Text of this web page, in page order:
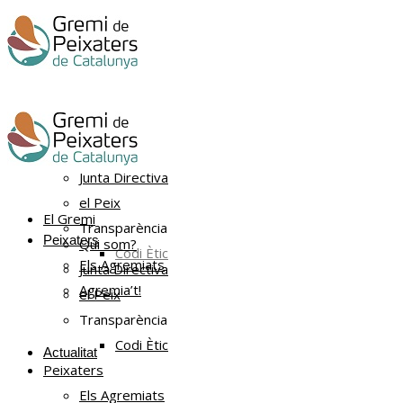
El Gremi
Qui som?
Junta Directiva
el Peix
Transparència
Codi Ètic
Peixaters
Els Agremiats
Agremia’t!
Actualitat
El Gremi
Qui som?
Junta Directiva
el Peix
Transparència
Codi Ètic
Peixaters
Els Agremiats